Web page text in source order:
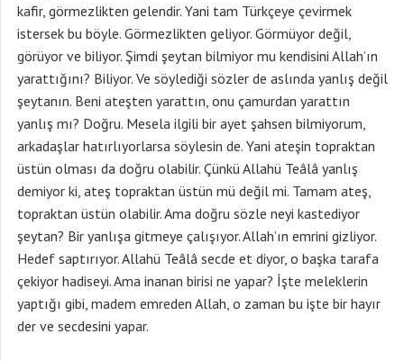
kafir, görmezlikten gelendir. Yani tam Türkçeye çevirmek
istersek bu böyle. Görmezlikten geliyor. Görmüyor değil,
görüyor ve biliyor. Şimdi şeytan bilmiyor mu kendisini Allah’ın
yarattığını? Biliyor. Ve söylediği sözler de aslında yanlış değil
şeytanın. Beni ateşten yarattın, onu çamurdan yarattın
yanlış mı? Doğru. Mesela ilgili bir ayet şahsen bilmiyorum,
arkadaşlar hatırlıyorlarsa söylesin de. Yani ateşin topraktan
üstün olması da doğru olabilir. Çünkü Allahü Teâlâ yanlış
demiyor ki, ateş topraktan üstün mü değil mi. Tamam ateş,
topraktan üstün olabilir. Ama doğru sözle neyi kastediyor
şeytan? Bir yanlışa gitmeye çalışıyor. Allah’ın emrini gizliyor.
Hedef saptırıyor. Allahü Teâlâ secde et diyor, o başka tarafa
çekiyor hadiseyi. Ama inanan birisi ne yapar? İşte meleklerin
yaptığı gibi, madem emreden Allah, o zaman bu işte bir hayır
der ve secdesini yapar.